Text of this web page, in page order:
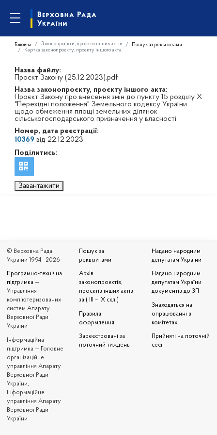
Головна Законопроєкти, проєкти інших актів
Пошук за реквізитами
Картка законопроєкту, проєкту іншого акта
Назва файлу:
Проєкт Закону (25.12.2023).pdf
Назва законопроєкту, проєкту іншого акта:
Проєкт Закону про внесення змін до пункту 15 розділу X
"Перехідні положення" Земельного кодексу України
щодо обмеження площі земельних ділянок
сільськогосподарського призначення у власності
Номер, дата реєстрації:
10369 від 22.12.2023
Поділитись:
Завантажити
© Верховна Рада
України 1994—2026
Програмно-технічна
підтримка —
Управління
комп'ютеризованих
систем Апарату
Верховної Ради
України
Iнформаційна
підтримка — Головне
організаційне
управління Апарату
Верховної Ради
України,
Інформаційне
управління Апарату
Верховної Ради
України
Пошук за
реквізитами
Архів
законопроєктів,
проєктів інших актів
за ( III – IX скл.)
Правила
оформлення
Зареєстровані за
поточний тиждень
Надано народним
депутатам України
Надано народним
депутатам України
документів до ЗП
Знаходяться на
опрацюванні в
комітетах
Прийняті на поточній
сесії